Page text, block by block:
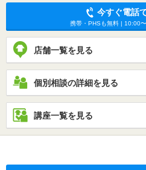
今すぐ電話
携帯・PHSも無料 | 10:00
店舗一覧を見る
個別相談の詳細を見る
講座一覧を見る